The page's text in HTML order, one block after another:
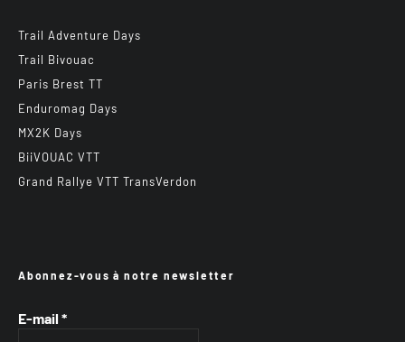
Trail Adventure Days
Trail Bivouac
Paris Brest TT
Enduromag Days
MX2K Days
BiiVOUAC VTT
Grand Rallye VTT TransVerdon
Abonnez-vous à notre newsletter
E-mail *